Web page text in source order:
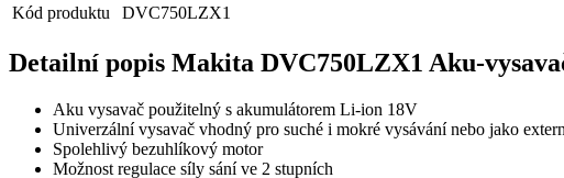
Kód produktu
DVC750LZX1
Detailní popis Makita DVC750LZX1 Aku-
Aku vysavač použitelný s akumulátorem Li-ion 18V
Univerzální vysavač vhodný pro suché i mokré vysávání nebo jako
Spolehlivý bezuhlíkový motor
Možnost regulace síly sání ve 2 stupních